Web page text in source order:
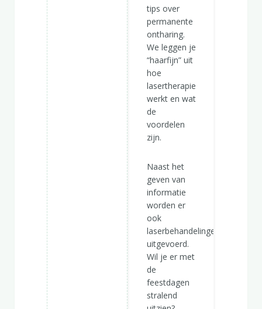
tips over
permanente
ontharing.
We leggen je
“haarfijn” uit
hoe
lasertherapie
werkt en wat
de
voordelen
zijn.
Naast het
geven van
informatie
worden er
ook
laserbehandelingen
uitgevoerd.
Wil je er met
de
feestdagen
stralend